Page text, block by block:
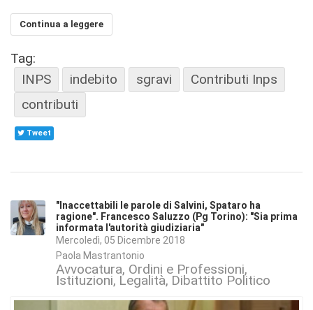
Continua a leggere
Tag:
INPS
indebito sgravi
Contributi Inps
contributi
Tweet
"Inaccettabili le parole di Salvini, Spataro ha
ragione". Francesco Saluzzo (Pg Torino): "Sia prima
informata l'autorità giudiziaria"
Mercoledì, 05 Dicembre 2018
Paola Mastrantonio
Avvocatura, Ordini e Professioni
Istituzioni Legalità Dibattito Politico